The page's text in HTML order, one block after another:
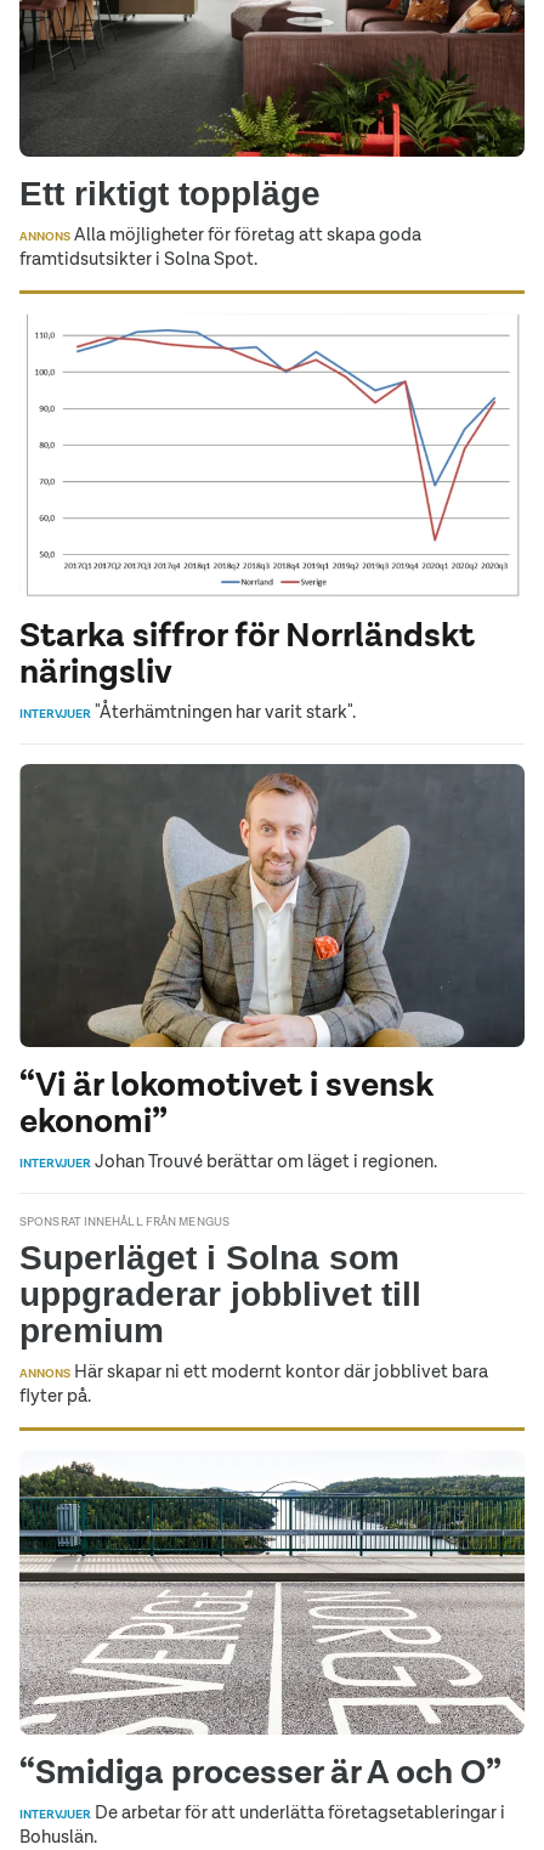
Ett riktigt toppläge
ANNONS Alla möjligheter för företag att skapa goda
framtidsutsikter i Solna Spot.
Starka siffror för Norrländskt
näringsliv
INTERVJUER "Återhämtningen har varit stark".
“Vi är lokomotivet i svensk
ekonomi”
INTERVJUER Johan Trouvé berättar om läget i regionen.
SPONSRAT INNEHÅLL FRÅN MENGUS
Superläget i Solna som
uppgraderar jobblivet till
premium
ANNONS Här skapar ni ett modernt kontor där jobblivet bara
flyter på.
“Smidiga processer är A och O”
INTERVJUER De arbetar för att underlätta företagsetableringar i
Bohuslän.